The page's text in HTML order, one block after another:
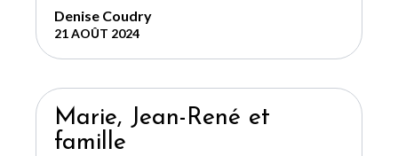
Denise Coudry
21 AOÛT 2024
Marie, Jean-René et
famille